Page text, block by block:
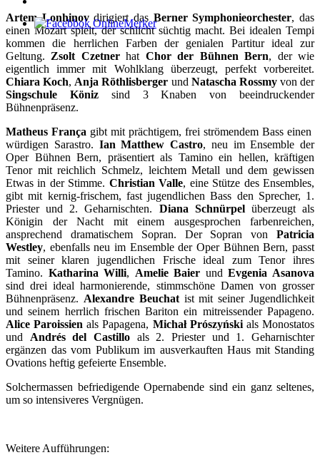
Artem Lonhinovdirigiert das Berner Symphonieorchester, das
einen Mozart spielt, der schlicht süchtig macht. Bei idealen Tempi
kommen die herrlichen Farben der genialen Partitur ideal zur
Geltung. Zsolt Czetnerhat Chor der Bühnen Bern, der wie
eigentlich immer mit Wohlklang überzeugt, perfekt vorbereitet.
Chiara Koch, Anja Röthlisberger und Natascha Rossmyvon der
Singschule Köniz sind 3 Knaben von beeindruckender
Bühnenpräsenz.
Matheus França gibt mit prächtigem, frei strömendem Bass einen
würdigen Sarastro. Ian Matthew Castro, neu im Ensemble der
Oper Bühnen Bern, präsentiert als Tamino ein hellen, kräftigen
Tenor mit reichlich Schmelz, leichtem Metall und dem gewissen
Etwas in der Stimme. Christian Valle, eine Stütze des Ensembles,
gibt mit kernig-frischem, fast jugendlichen Bass den Sprecher, 1.
Priester und 2. Geharnischten. Diana Schnürpelüberzeugt als
Königin der Nacht mit einem ausgesprochen farbenreichen,
ansprechend dramatischem Sopran. Der Sopran von Patricia
Westley, ebenfalls neu im Ensemble der Oper Bühnen Bern, passt
mit seiner klaren jugendlichen Frische ideal zum Tenor ihres
Tamino. Katharina Willi, Amelie Baier undEvgenia Asanova
sind drei ideal harmonierende, stimmschöne Damen von grosser
Bühnenpräsenz. Alexandre Beuchatist mit seiner Jugendlichkeit
und seinem herrlich frischen Bariton ein mitreissender Papageno.
Alice Paroissien als Papagena, Michał Prószyńskials Monostatos
und Andrés del Castillo als 2. Priester und 1. Geharnischter
ergänzen das vom Publikum im ausverkauften Haus mit Standing
Ovations heftig gefeierte Ensemble.
Solchermassen befriedigende Opernabende sind ein ganz seltenes,
um so intensiveres Vergnügen.
Weitere Aufführungen: